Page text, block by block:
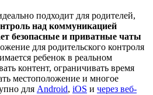
подходит для родителей,
над коммуникацией
безопасные и приватные чаты
для родительского контроля
ребенок в реальном
контент, ограничивать время
местоположение и многое
для Android, iOS и через веб-